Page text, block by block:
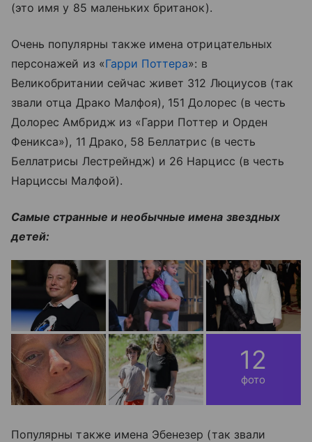
(это имя у 85 маленьких британок).
Очень популярны также имена отрицательных
персонажей из «Гарри Поттера»: в
Великобритании сейчас живет 312 Люциусов (так
звали отца Драко Малфоя), 151 Долорес (в честь
Долорес Амбридж из «Гарри Поттер и Орден
Феникса»), 11 Драко, 58 Беллатрис (в честь
Беллатрисы Лестрейндж) и 26 Нарцисс (в честь
Нарциссы Малфой).
Самые странные и необычные имена звездных
детей:
12
фото
Популярны также имена Эбенезер (так звали